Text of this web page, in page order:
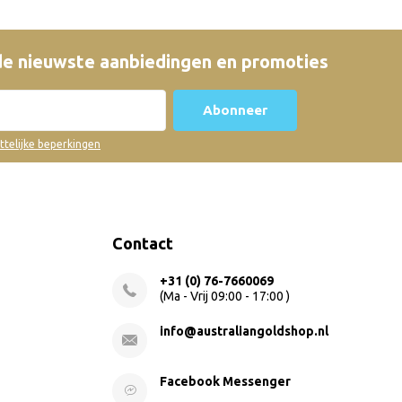
nieuwste aanbiedingen en promoties
Abonneer
beperkingen
Contact
+31 (0) 76-7660069
(Ma - Vrij 09:00 - 17:00 )
info@australiangoldshop.nl
Facebook Messenger